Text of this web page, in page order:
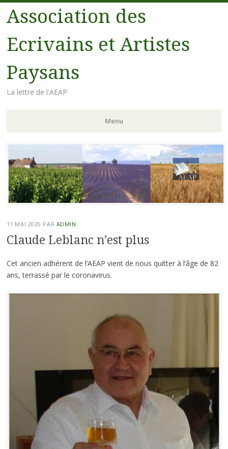
Association des
Ecrivains et Artistes
Paysans
La lettre de l'AEAP
Menu
Aller au contenu principal
11 MAI 2020 PAR ADMIN
Claude Leblanc n’est plus
Cet ancien adhérent de l’AEAP vient de nous quitter à l’âge de 82
ans, terrassé par le coronavirus.